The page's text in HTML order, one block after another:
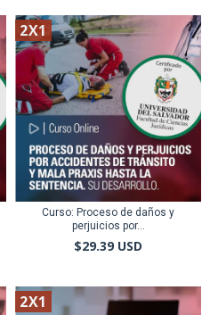
2X1
Curso: Proceso de daños y
perjuicios por...
$29.39 USD
2X1